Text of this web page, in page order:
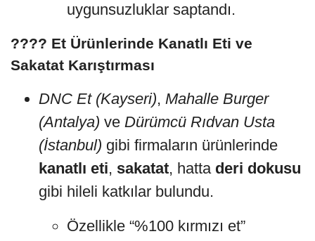
uygunsuzluklar saptandı.
???? Et Ürünlerinde Kanatlı Eti ve
Sakatat Karıştırması
DNC Et (Kayseri), Mahalle Burger
(Antalya) ve Dürümcü Rıdvan Usta
(İstanbul) gibi firmaların ürünlerinde
kanatlı eti, sakatat, hatta deri dokusu
gibi hileli katkılar bulundu.
Özellikle “%100 kırmızı et”